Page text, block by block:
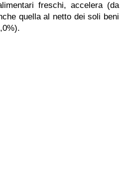
freschi, accelera (da
quella al netto dei soli beni